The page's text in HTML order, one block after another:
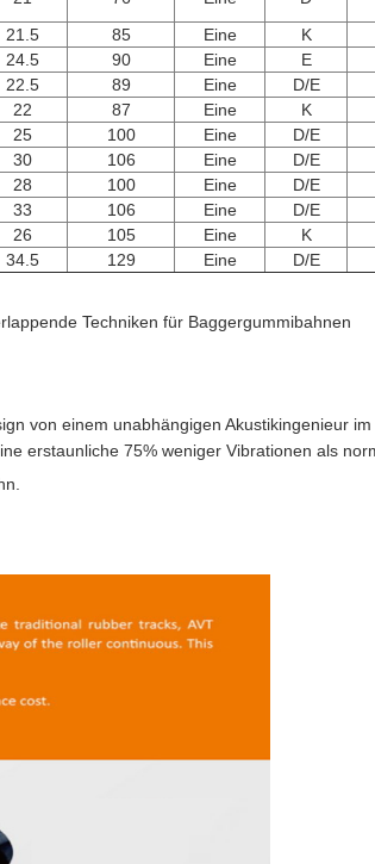
21.5 85 Eine K
24.5 90 Eine E
22.5 89 Eine D/E
22 87 Eine K
25 100 Eine D/E
30 106 Eine D/E
28 100 Eine D/E
33 106 Eine D/E
26 105 Eine K
34.5 129 Eine D/E
Techniken für Baggergummibahnen
von einem unabhängigen Akustikingenieur
erstaunliche 75% weniger Vibrationen als